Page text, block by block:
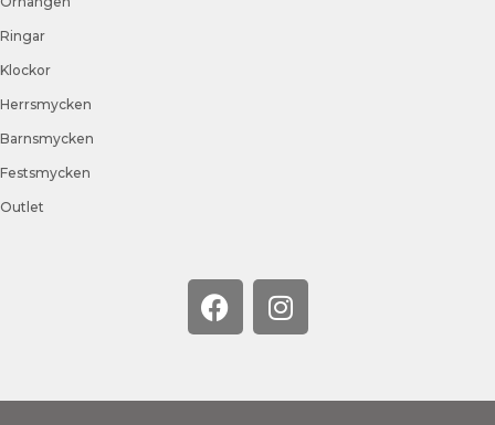
Ringar
Klockor
Herrsmycken
Barnsmycken
Festsmycken
Outlet